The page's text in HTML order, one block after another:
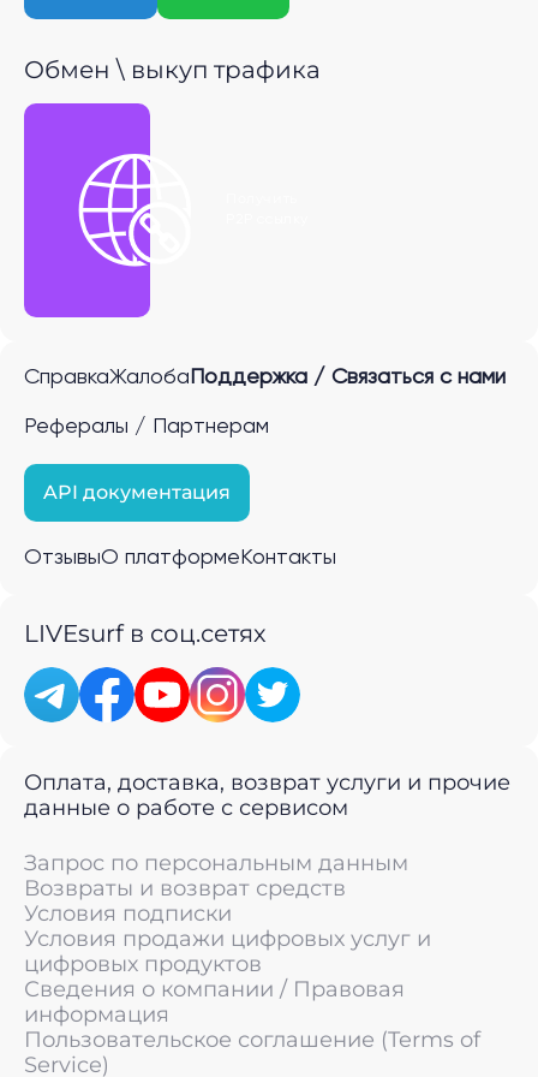
Обмен \ выкуп трафика
СправкаЖалоба Поддержка / Связаться с нами
Рефералы / Партнерам
API документация
ОтзывыО платформе Контакты
LIVEsurf в соц.сетях
Оплата, доставка, возврат услуги и прочие
данные о работе с сервисом
Запрос по персональным данным
Возвраты и возврат средств
Условия подписки
Условия продажи цифровых услуг и
цифровых продуктов
Сведения о компании / Правовая
информация
Пользовательское соглашение (Terms of
Service)